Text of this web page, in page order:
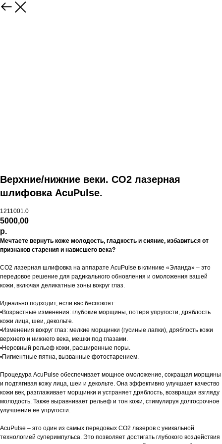
Верхние/нижние веки. CO2 лазерная
шлифовка AcuPulse.
1211001.0
5000,00
р.
Мечтаете вернуть коже молодость, гладкость и сияние, избавиться от
признаков старения и нависшего века?
CO2 лазерная шлифовка на аппарате AcuPulse в клинике «Эланда» – это
передовое решение для радикального обновления и омоложения вашей
кожи, включая деликатные зоны вокруг глаз.
Идеально подходит, если вас беспокоят:
•Возрастные изменения: глубокие морщины, потеря упругости, дряблость
кожи лица, шеи, декольте.
•Изменения вокруг глаз: мелкие морщинки (гусиные лапки), дряблость кожи
верхнего и нижнего века, мешки под глазами.
•Неровный рельеф кожи, расширенные поры.
•Пигментные пятна, вызванные фотостарением.
Процедура AcuPulse обеспечивает мощное омоложение, сокращая морщины
и подтягивая кожу лица, шеи и декольте. Она эффективно улучшает качество
кожи век, разглаживает морщинки и устраняет дряблость, возвращая взгляду
молодость. Также выравнивает рельеф и тон кожи, стимулируя долгосрочное
улучшение ее упругости.
AcuPulse – это один из самых передовых CO2 лазеров с уникальной
технологией суперимпульса. Это позволяет достигать глубокого воздействия